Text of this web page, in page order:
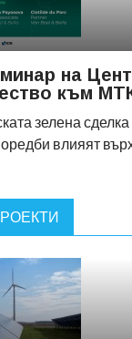
на
към
зелена сделка
влияят